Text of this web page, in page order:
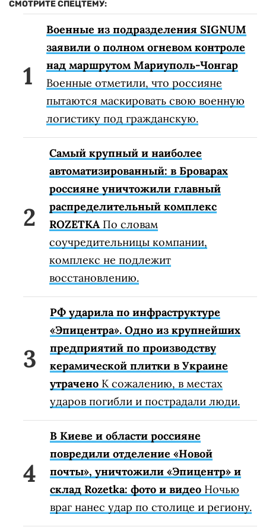
СМОТРИТЕ СПЕЦТЕМУ:
Военные из подразделения SIGNUM
заявили о полном огневом контроле
над маршрутом Мариуполь-Чонгар
Военные отметили, что россияне
пытаются маскировать свою военную
логистику под гражданскую.
Самый крупный и наиболее
автоматизированный: в Броварах
россияне уничтожили главный
распределительный комплекс
ROZETKA По словам
соучредительницы компании,
комплекс не подлежит
восстановлению.
РФ ударила по инфраструктуре
«Эпицентра». Одно из крупнейших
предприятий по производству
керамической плитки в Украине
утрачено К сожалению, в местах
ударов погибли и пострадали люди.
В Киеве и области россияне
повредили отделение «Новой
почты», уничтожили «Эпицентр» и
склад Rozetka: фото и видео Ночью
враг нанес удар по столице и региону.